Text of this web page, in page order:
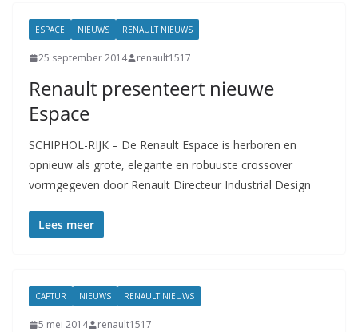
ESPACE NIEUWS RENAULT NIEUWS
25 september 2014 renault1517
Renault presenteert nieuwe
Espace
SCHIPHOL-RIJK – De Renault Espace is herboren en
opnieuw als grote, elegante en robuuste crossover
vormgegeven door Renault Directeur Industrial Design
Lees meer
CAPTUR NIEUWS RENAULT NIEUWS
5 mei 2014 renault1517